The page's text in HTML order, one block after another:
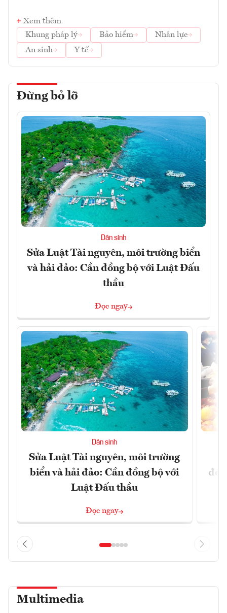
Xem thêm
Khung pháp lý
Bảo hiểm
Nhân lực
An sinh
Y tế
Đừng bỏ lỡ
Dân sinh
Sửa Luật Tài nguyên, môi trường biển
và hải đảo: Cần đồng bộ với Luật Đấu
thầu
Đọc ngay
Dân sinh
Sửa Luật Tài nguyên, môi trường
biển và hải đảo: Cần đồng bộ với
Luật Đấu thầu
Đọc ngay
Multimedia